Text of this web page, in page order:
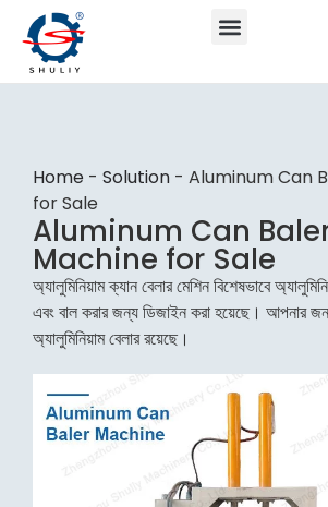
Home - Solution - Aluminum Can
for Sale
Aluminum Can
Machine for Sale
অ্যালুমিনিয়াম ক্যান বেলার মেশিন বিশেষভাবে
এবং বাল করার জন্য ডিজাইন করা হয়েছে। আপনার
অ্যালুমিনিয়াম বেলার রয়েছে।